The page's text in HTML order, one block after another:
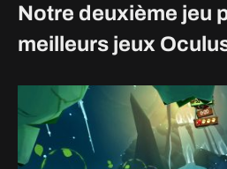
Notre deuxième jeu
meilleurs jeux